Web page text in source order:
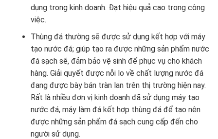
dụng trong kinh doanh. Đạt hiệu quả cao trong công
việc.
Thùng đá thường sẽ được sử dụng kết hợp với máy
tạo nước đá; giúp tạo ra được những sản phẩm nước
đá sạch sẽ, đảm bảo vệ sinh để phục vụ cho khách
hàng. Giải quyết được nỗi lo về chất lượng nước đá
đang được bày bán tràn lan trên thị trường hiện nay.
Rất là nhiều đơn vị kinh doanh đã sử dụng máy tạo
nước đá, máy làm đá kết hợp thùng đá để tạo nên
được những sản phẩm đá sạch cung cấp đến cho
người sử dụng.